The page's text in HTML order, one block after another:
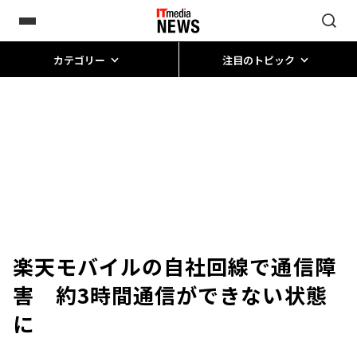
カテゴリー 注目のトピック
楽天モバイルの自社回線で通信障
害 約3時間通信ができない状態
に